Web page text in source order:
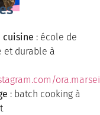
cuisine : école de
et durable à
: batch cooking à